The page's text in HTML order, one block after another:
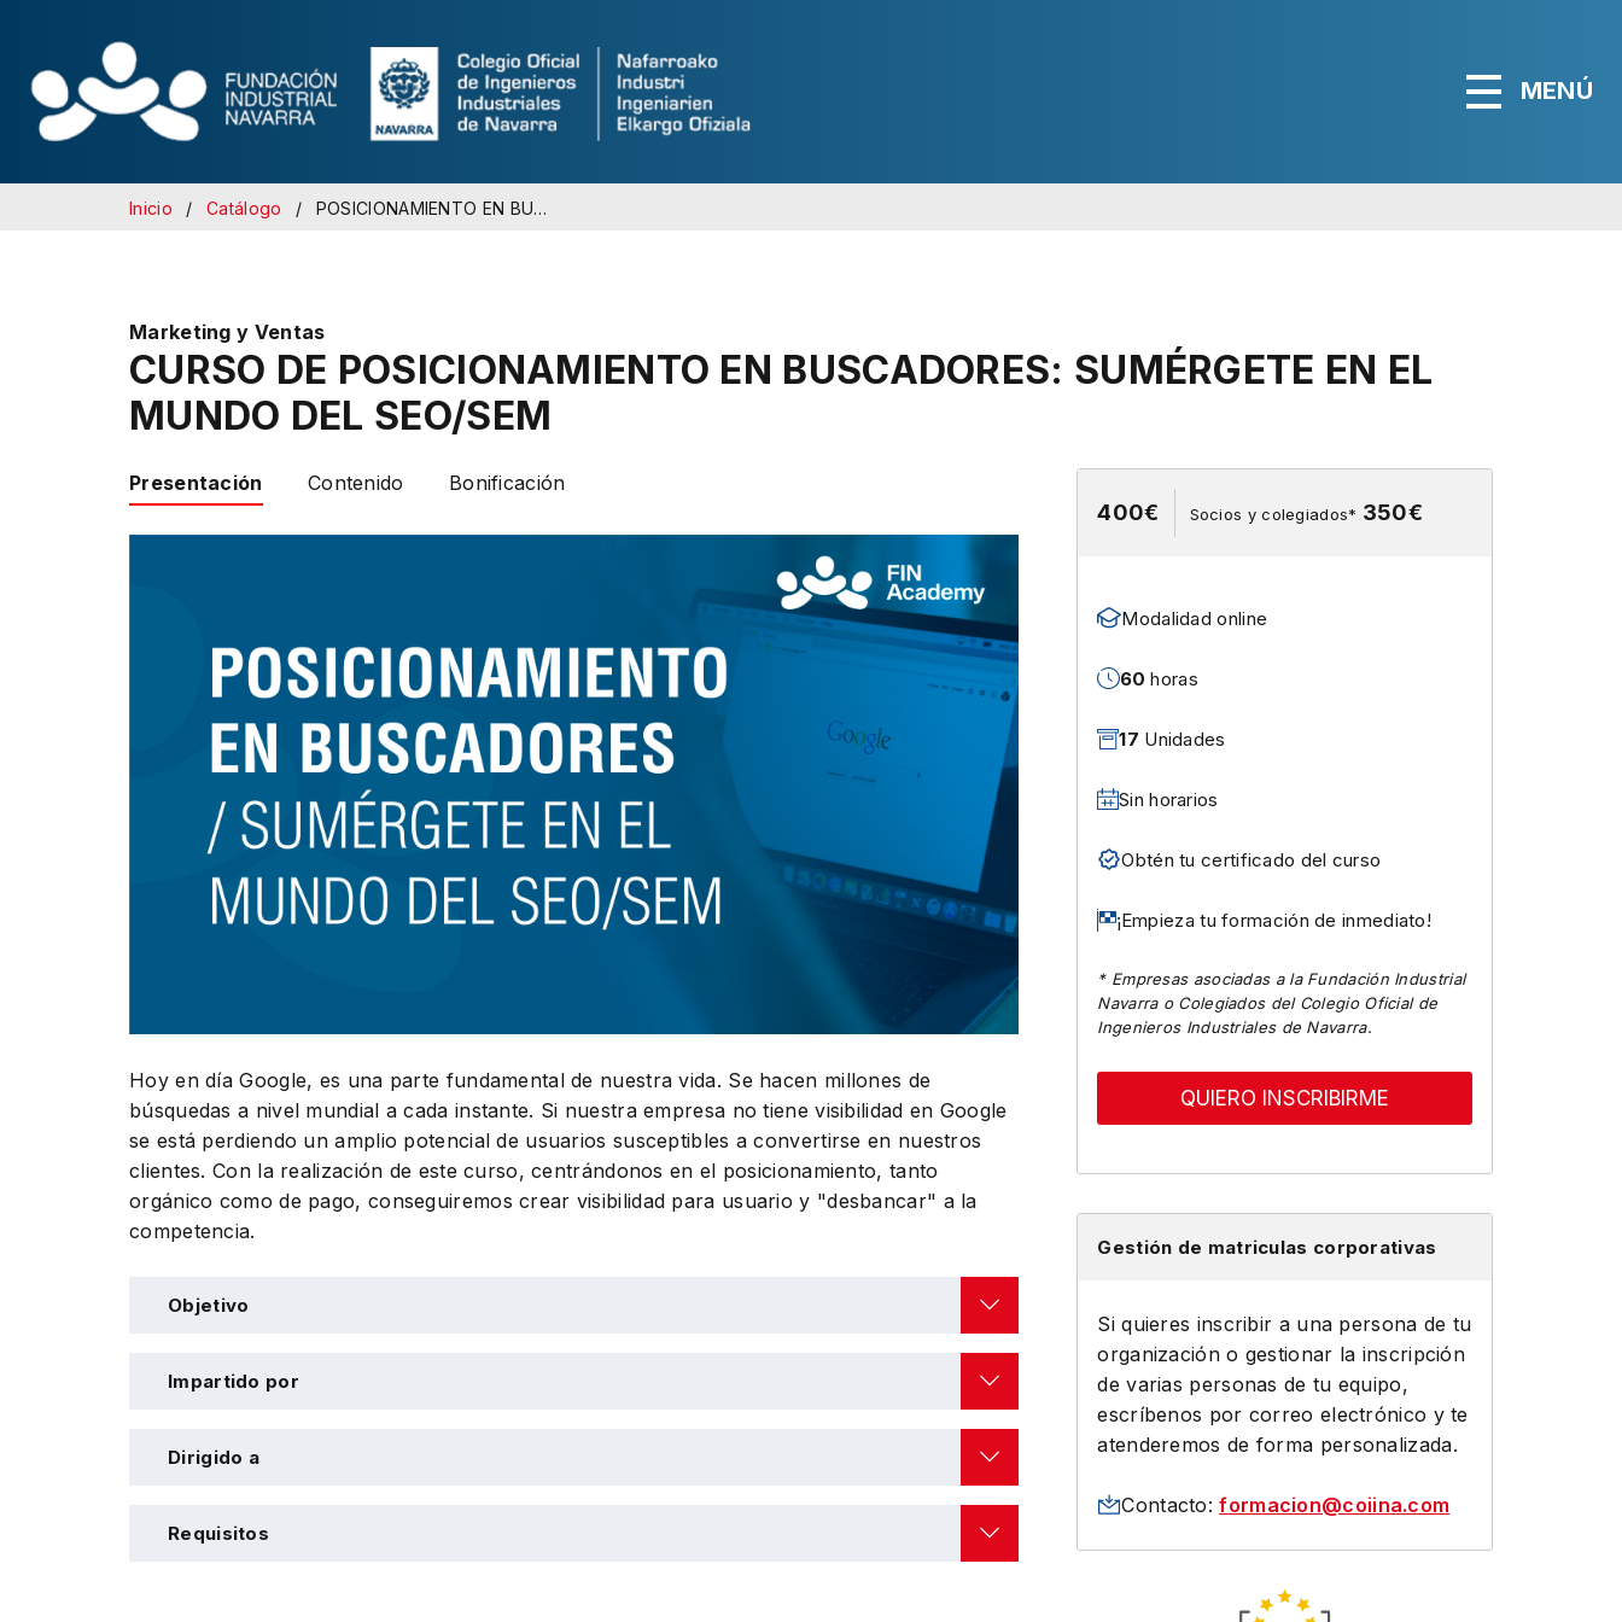
MENÚ
Inicio Catálogo POSICIONAMIENTO EN BUSCADORES: SEO/SEM
Marketing y Ventas
CURSO DE POSICIONAMIENTO EN BUSCADORES: SUMÉRGETE EN EL
MUNDO DEL SEO/SEM
Presentación Contenido Bonificación
Hoy en día Google, es una parte fundamental de nuestra vida. Se hacen millones de
búsquedas a nivel mundial a cada instante. Si nuestra empresa no tiene visibilidad en Google
se está perdiendo un amplio potencial de usuarios susceptibles a convertirse en nuestros
clientes. Con la realización de este curso, centrándonos en el posicionamiento, tanto
orgánico como de pago, conseguiremos crear visibilidad para usuario y "desbancar" a la
competencia.
Objetivo
Impartido por
Dirigido a
Requisitos
400€ Socios y colegiados* 350€
Modalidad online
60 horas
17 Unidades
Sin horarios
Obtén tu certificado del curso
¡Empieza tu formación de inmediato!
* Empresas asociadas a la Fundación Industrial
Navarra o Colegiados del Colegio Oficial de
Ingenieros Industriales de Navarra.
QUIERO INSCRIBIRME
Gestión de matriculas corporativas
Si quieres inscribir a una persona de tu
organización o gestionar la inscripción
de varias personas de tu equipo,
escríbenos por correo electrónico y te
atenderemos de forma personalizada.
Contacto:formacion@coiina.com